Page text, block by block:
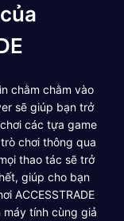
chằm chằm vào
sẽ giúp bạn trở
các tựa game
chơi thông qua
thao tác sẽ trở
giúp cho bạn
ACCESSTRADE
tính cùng giả